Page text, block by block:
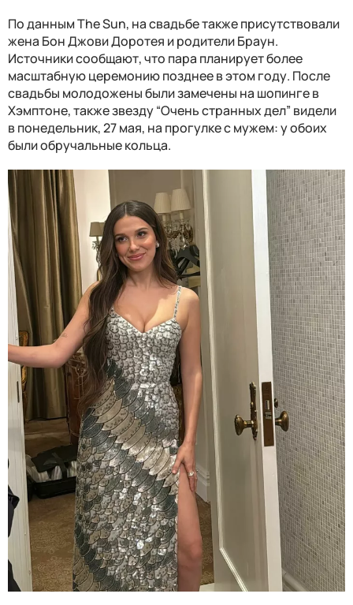
По данным The Sun, на свадьбе также присутствовали
жена Бон Джови Доротея и родители Браун.
Источники сообщают, что пара планирует более
масштабную церемонию позднее в этом году. После
свадьбы молодожены были замечены на шопинге в
Хэмптоне, также звезду “Очень странных дел” видели
в понедельник, 27 мая, на прогулке с мужем: у обоих
были обручальные кольца.